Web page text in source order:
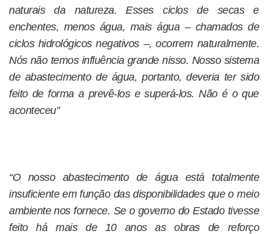
naturais da natureza. Esses ciclos de secas e
enchentes, menos água, mais água – chamados de
ciclos hidrológicos negativos –, ocorrem naturalmente.
Nós não temos influência grande nisso. Nosso sistema
de abastecimento de água, portanto, deveria ter sido
feito de forma a prevê-los e superá-los. Não é o que
aconteceu”
“O nosso abastecimento de água está totalmente
insuficiente em função das disponibilidades que o meio
ambiente nos fornece. Se o governo do Estado tivesse
feito há mais de 10 anos as obras de reforço